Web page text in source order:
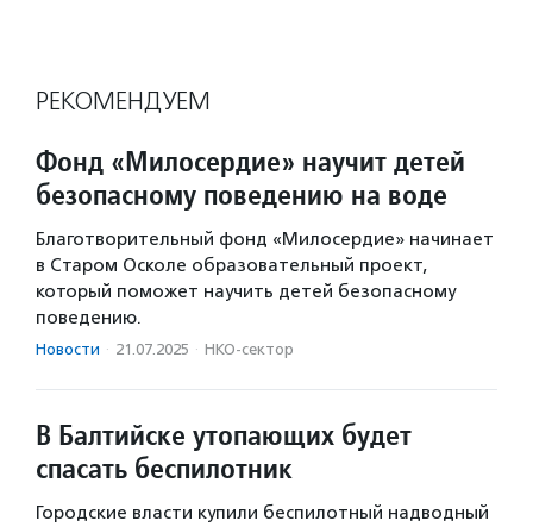
РЕКОМЕНДУЕМ
Фонд «Милосердие» научит детей
безопасному поведению на воде
Благотворительный фонд «Милосердие» начинает
в Старом Осколе образовательный проект,
который поможет научить детей безопасному
поведению.
Новости · 21.07.2025 · НКО-сектор
В Балтийске утопающих будет
спасать беспилотник
Городские власти купили беспилотный надводный